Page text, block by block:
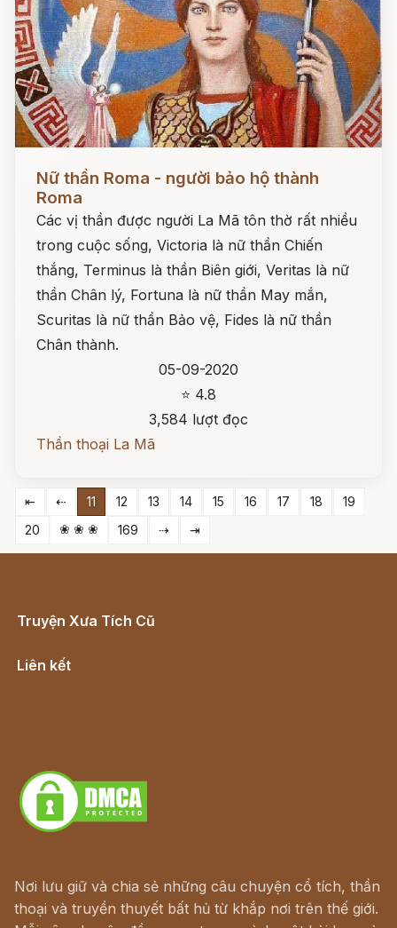
Nữ thần Roma - người bảo hộ thành
Roma
Các vị thần được người La Mã tôn thờ rất nhiều
trong cuộc sống, Victoria là nữ thần Chiến
thắng, Terminus là thần Biên giới, Veritas là nữ
thần Chân lý, Fortuna là nữ thần May mắn,
Scuritas là nữ thần Bảo vệ, Fides là nữ thần
Chân thành.
05-09-2020
⭐ 4.8
3,584 lượt đọc
Thần thoại La Mã
⇤ ⇠ 11 12 13 14 15 16 17 18
19
20
❀ ❀ ❀ 169 ⇢ ⇥
Truyện Xưa Tích Cũ
Liên kết
Nơi lưu giữ và chia sẻ những câu chuyện cổ tích, thần
thoại và truyền thuyết bất hủ từ khắp nơi trên thế giới.